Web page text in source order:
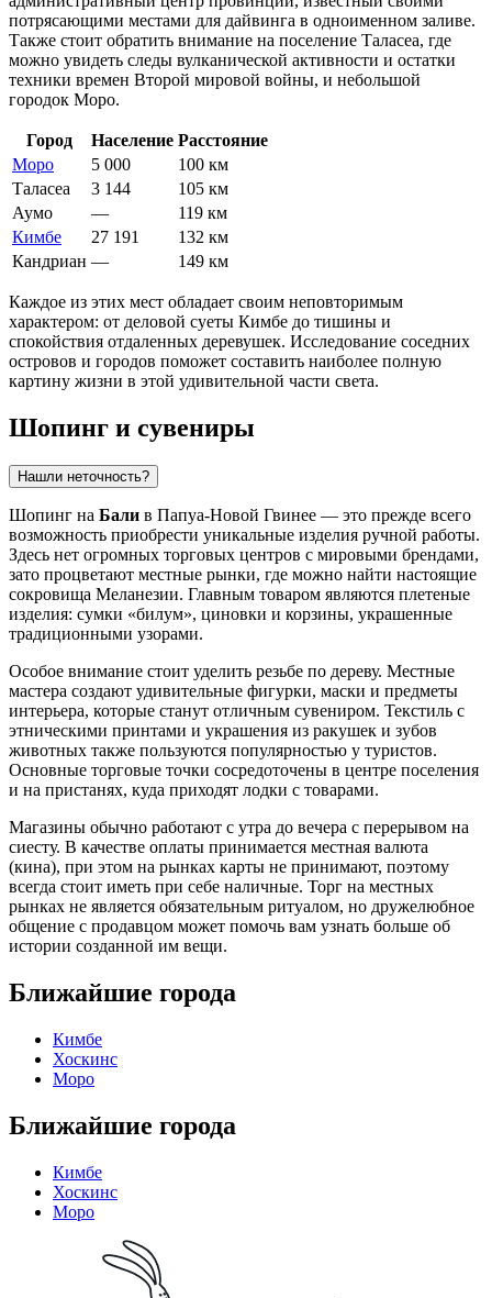
потрясающими местами для дайвинга в одноименном заливе.
Также стоит обратить внимание на поселение Таласеа, где
можно увидеть следы вулканической активности и остатки
техники времен Второй мировой войны, и небольшой
городок Моро.
Город Население Расстояние
Моро
5 000
100 км
Таласеа
3 144
105 км
Аумо
—
119 км
Кимбе
27 191
132 км
Кандриан — 149 км
Каждое из этих мест обладает своим неповторимым
характером: от деловой суеты Кимбе до тишины и
спокойствия отдаленных деревушек. Исследование соседних
островов и городов поможет составить наиболее полную
картину жизни в этой удивительной части света.
Шопинг и сувениры
Нашли неточность?
Шопинг на Бали в Папуа-Новой Гвинее — это прежде всего
возможность приобрести уникальные изделия ручной работы.
Здесь нет огромных торговых центров с мировыми брендами,
зато процветают местные рынки, где можно найти настоящие
сокровища Меланезии. Главным товаром являются плетеные
изделия: сумки «билум», циновки и корзины, украшенные
традиционными узорами.
Особое внимание стоит уделить резьбе по дереву. Местные
мастера создают удивительные фигурки, маски и предметы
интерьера, которые станут отличным сувениром. Текстиль с
этническими принтами и украшения из ракушек и зубов
животных также пользуются популярностью у туристов.
Основные торговые точки сосредоточены в центре поселения
и на пристанях, куда приходят лодки с товарами.
Магазины обычно работают с утра до вечера с перерывом на
сиесту. В качестве оплаты принимается местная валюта
(кина), при этом на рынках карты не принимают, поэтому
всегда стоит иметь при себе наличные. Торг на местных
рынках не является обязательным ритуалом, но дружелюбное
общение с продавцом может помочь вам узнать больше об
истории созданной им вещи.
Ближайшие города
Кимбе
Хоскинс
Моро
Ближайшие города
Кимбе
Хоскинс
Моро